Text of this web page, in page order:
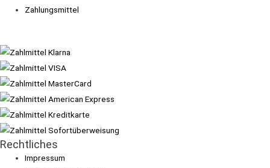
Zahlungsmittel
Rechtliches
Impressum